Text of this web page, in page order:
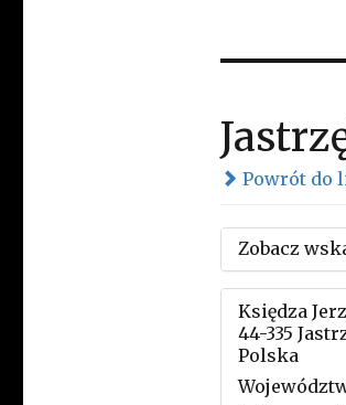
Powrót do
Zobacz
Księdza
44-335
Polska